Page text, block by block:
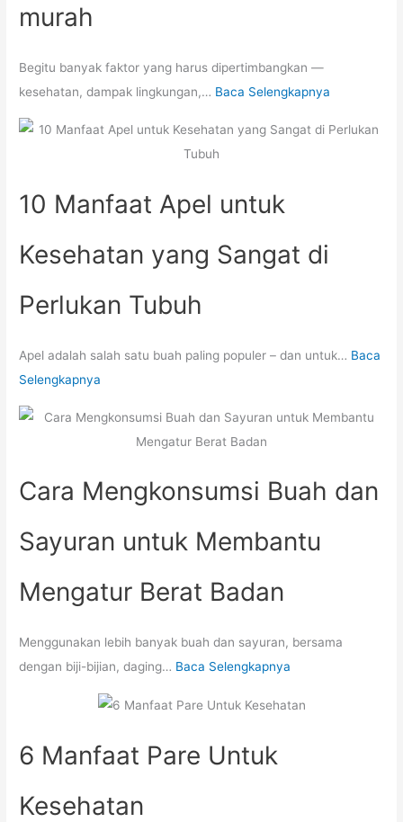
murah
Begitu banyak faktor yang harus dipertimbangkan —
kesehatan, dampak lingkungan,… Baca Selengkapnya
10 Manfaat Apel untuk
Kesehatan yang Sangat di
Perlukan Tubuh
Apel adalah salah satu buah paling populer – dan untuk… Baca
Selengkapnya
Cara Mengkonsumsi Buah dan
Sayuran untuk Membantu
Mengatur Berat Badan
Menggunakan lebih banyak buah dan sayuran, bersama
dengan biji-bijian, daging… Baca Selengkapnya
6 Manfaat Pare Untuk
Kesehatan